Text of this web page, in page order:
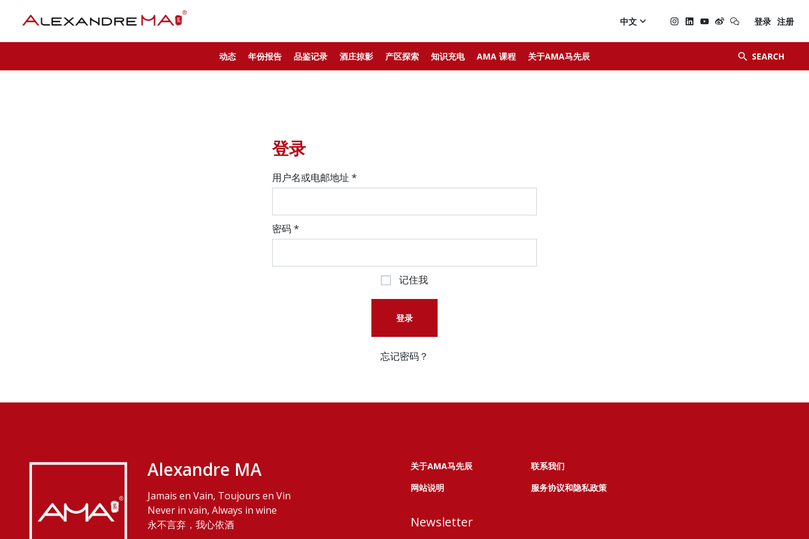
动态 年份报告 品鉴记录 酒庄掠影 产区探索 知识充电 AMA 课程 关于AMA马先辰  SEARCH

中文  登录 注册
登录
用户名或电邮地址 *
密码*
记住我
登录
忘记密码？
Alexandre MA
Jamais en Vain, Toujours en Vin
Never in vain, Always in wine
永不言弃，我心依酒
关于AMA马先辰
联系我们
网站说明
服务协议和隐私政策
Newsletter